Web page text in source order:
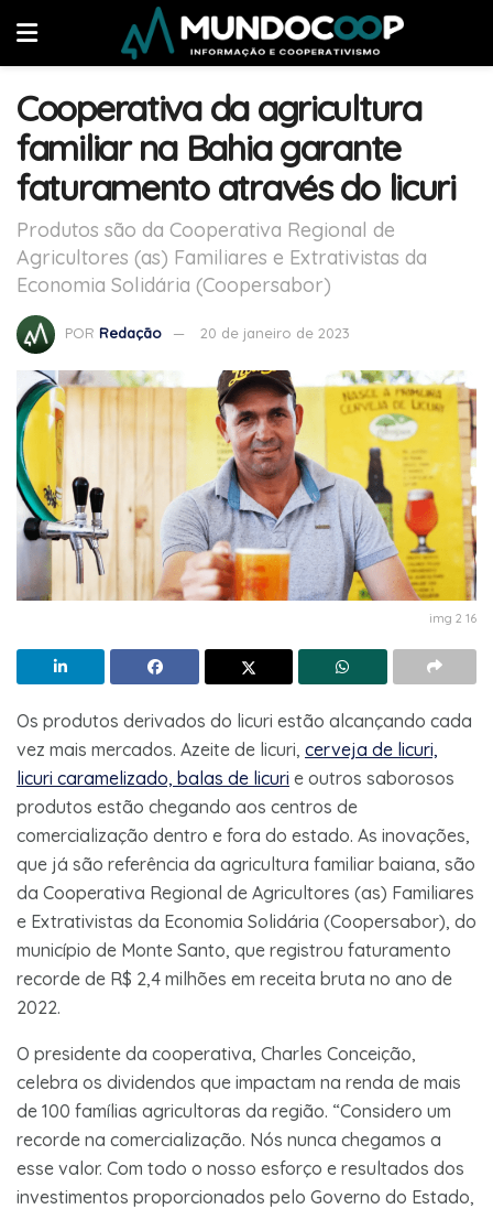
Cooperativa da agricultura
familiar na Bahia garante
faturamento através do licuri
Produtos são da Cooperativa Regional de
Agricultores (as) Familiares e Extrativistas da
Economia Solidária (Coopersabor)
POR Redação 20 de janeiro de 2023
img 2 16
Os produtos derivados do licuri estão alcançando cada
vez mais mercados. Azeite de licuri, cerveja de licuri,
licuri caramelizado, balas de licuri e outros saborosos
produtos estão chegando aos centros de
comercialização dentro e fora do estado. As inovações,
que já são referência da agricultura familiar baiana, são
da Cooperativa Regional de Agricultores (as) Familiares
e Extrativistas da Economia Solidária (Coopersabor), do
município de Monte Santo, que registrou faturamento
recorde de R$ 2,4 milhões em receita bruta no ano de
2022.
O presidente da cooperativa, Charles Conceição,
celebra os dividendos que impactam na renda de mais
de 100 famílias agricultoras da região. “Considero um
recorde na comercialização. Nós nunca chegamos a
esse valor. Com todo o nosso esforço e resultados dos
investimentos proporcionados pelo Governo do Estado,